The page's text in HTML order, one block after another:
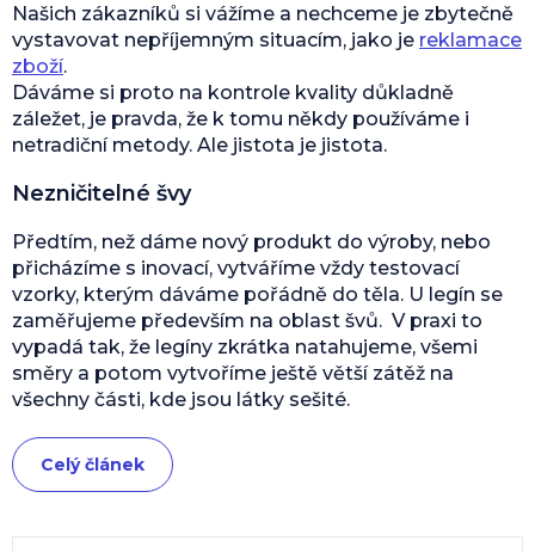
Našich zákazníků si vážíme a nechceme je zbytečně
vystavovat nepříjemným situacím, jako je reklamace
zboží.
Dáváme si proto na kontrole kvality důkladně
záležet, je pravda, že k tomu někdy používáme i
netradiční metody. Ale jistota je jistota.
Nezničitelné švy
Předtím, než dáme nový produkt do výroby, nebo
přicházíme s inovací, vytváříme vždy testovací
vzorky, kterým dáváme pořádně do těla. U legín se
zaměřujeme především na oblast švů. V praxi to
vypadá tak, že legíny zkrátka natahujeme, všemi
směry a potom vytvoříme ještě větší zátěž na
všechny části, kde jsou látky sešité.
Celý článek